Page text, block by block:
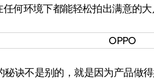
何环境下都能轻松拍出满意的大
诀不是别的，就是因为产品做得